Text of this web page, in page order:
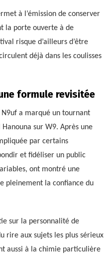
à l’émission de conserver
la porte ouverte à de
risque d’ailleurs d’être
déjà dans les coulisses
formule revisitée
N9uf a marqué un tournant
sur W9. Après une
par certains
et fidéliser un public
ont montré une
pleinement la confiance du
sur la personnalité de
rire aux sujets les plus sérieux
aussi à la chimie particulière